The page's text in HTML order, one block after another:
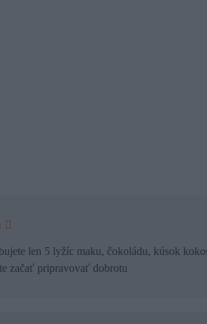
len 5 lyžíc maku, čokoládu, kúsok
začať pripravovať dobrotu